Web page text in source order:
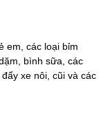
em, các loại bỉm
bình sữa, các
xe nôi, cũi và các